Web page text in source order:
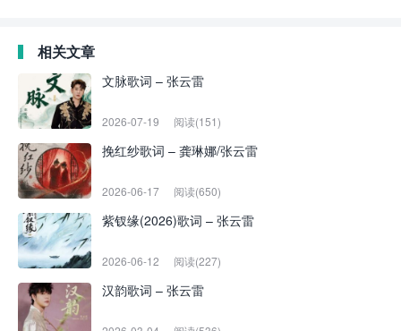
相关文章
文脉歌词 – 张云雷
2026-07-19 阅读(151)
挽红纱歌词 – 龚琳娜/张云雷
2026-06-17 阅读(650)
紫钗缘(2026)歌词 – 张云雷
2026-06-12 阅读(227)
汉韵歌词 – 张云雷